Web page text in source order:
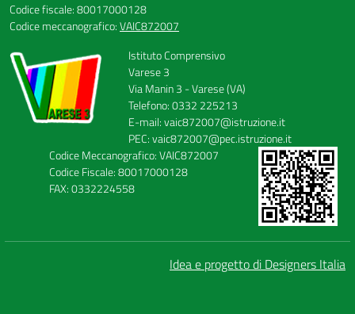
Codice fiscale: 80017000128
Codice meccanografico:VAIC872007
Istituto Comprensivo
Varese 3
Via Manin 3 - Varese (VA)
Telefono: 0332 225213
E-mail: vaic872007@istruzione.it
PEC: vaic872007@pec.istruzione.it
Codice Meccanografico: VAIC872007
Codice Fiscale: 80017000128
FAX: 0332224558
Idea e progetto di Designers Italia